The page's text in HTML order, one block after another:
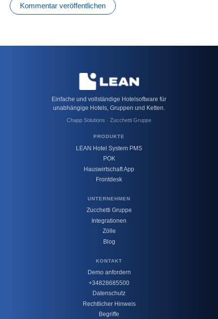
Einfache und vollständige Hotelsoftware für
unabhängige Hotels, Gruppen und Ketten.
Chapp Solutions · Zucchetti Gruppe
PRODUKTE
LEAN Hotel System PMS
POK
Hauswirtschaft App
Frontdesk
UNTERNEHMEN
Zucchetti Gruppe
Integrationen
Zölle
Blog
KONTAKT
Demo anfordern
+34828685500
Datenschutz
Rechtlicher Hinweis
Begriffe